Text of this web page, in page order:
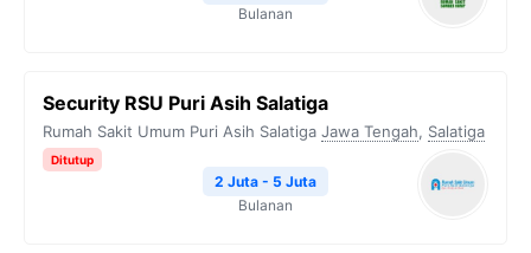
Bulanan
Security RSU Puri Asih Salatiga
Rumah Sakit Umum Puri Asih Salatiga Jawa Tengah, Salatiga
Ditutup
2 Juta - 5 Juta
Bulanan